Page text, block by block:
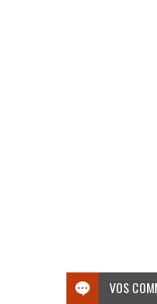
VOS